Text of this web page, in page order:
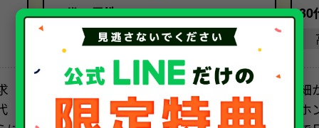
40代・男性
高知県
担当者の方の電話対応は素晴らし
く、安心してお取引を進めることがで
30